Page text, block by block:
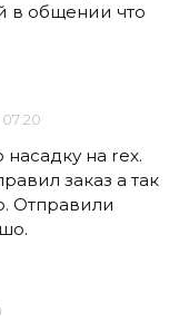
в общении что
на rex.
заказ а так
Отправили